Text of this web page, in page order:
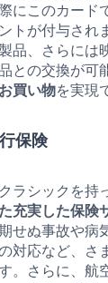
にこのカード
トが付与され
品、さらには
との交換が可
買い物を実現
保険
ラシックを持
充実した保険
せぬ事故や病
対応など、さ
。さらに、航